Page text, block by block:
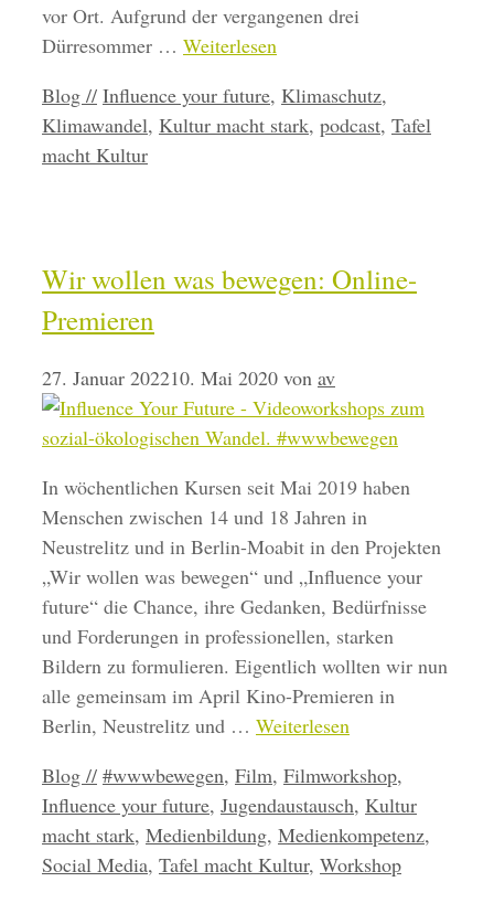
vor Ort. Aufgrund der vergangenen drei
Dürresommer … Weiterlesen
Kategorien
Blog // Schlagwörter
Influence your future, Klimaschutz,
Klimawandel, Kultur macht stark, podcast, Tafel
macht Kultur
Wir wollen was bewegen: Online-
Premieren
27. Januar 202210. Mai 2020 von av
In wöchentlichen Kursen seit Mai 2019 haben
Menschen zwischen 14 und 18 Jahren in
Neustrelitz und in Berlin-Moabit in den Projekten
„Wir wollen was bewegen“ und „Influence your
future“ die Chance, ihre Gedanken, Bedürfnisse
und Forderungen in professionellen, starken
Bildern zu formulieren. Eigentlich wollten wir nun
alle gemeinsam im April Kino-Premieren in
Berlin, Neustrelitz und … Weiterlesen
Kategorien
Blog // Schlagwörter
#wwwbewegen, Film, Filmworkshop,
Influence your future, Jugendaustausch, Kultur
macht stark, Medienbildung, Medienkompetenz,
Social Media, Tafel macht Kultur, Workshop